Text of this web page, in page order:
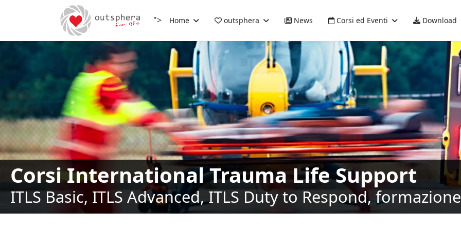
"> Home outsphera News Corsi ed Eventi Download
Corsi International Trauma Life Support
ITLS Basic, ITLS Advanced, ITLS Duty to Respond,